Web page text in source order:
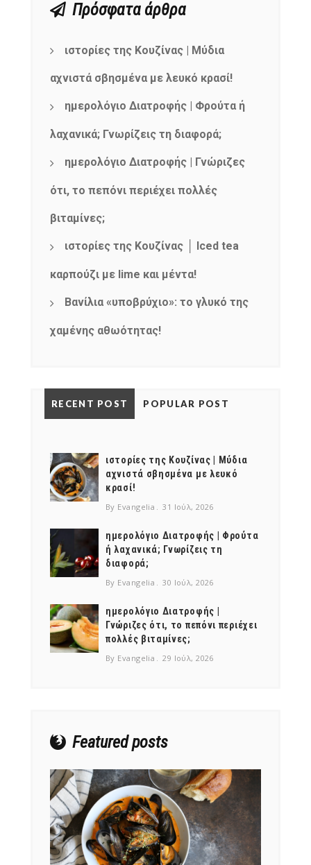
Πρόσφατα άρθρα
ιστορίες της Κουζίνας | Μύδια
αχνιστά σβησμένα με λευκό κρασί!
ημερολόγιο Διατροφής | Φρούτα ή
λαχανικά; Γνωρίζεις τη διαφορά;
ημερολόγιο Διατροφής | Γνώριζες
ότι, το πεπόνι περιέχει πολλές
βιταμίνες;
ιστορίες της Κουζίνας │ Iced tea
καρπούζι με lime και μέντα!
Βανίλια «υποβρύχιο»: το γλυκό της
χαμένης αθωότητας!
RECENT POST POPULAR POST
ιστορίες της Κουζίνας | Μύδια
αχνιστά σβησμένα με λευκό
κρασί!
By Evangelia 31 Ιούλ, 2026
ημερολόγιο Διατροφής | Φρούτα
ή λαχανικά; Γνωρίζεις τη
διαφορά;
By Evangelia 30 Ιούλ, 2026
ημερολόγιο Διατροφής |
Γνώριζες ότι, το πεπόνι περιέχει
πολλές βιταμίνες;
By Evangelia 29 Ιούλ, 2026
Featured posts